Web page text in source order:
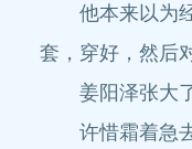
他本来以为经
套，穿好，然后
姜阳泽张大了
许惜霜着急去